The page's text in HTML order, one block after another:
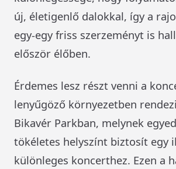
új, életigenlő dalokkal, így a
egy-egy friss szerzeményt is
először élőben.
Érdemes lesz részt venni a
lenyűgöző környezetben
Bikavér Parkban, melynek
tökéletes helyszínt biztosít egy
különleges koncerthez. Ezen a